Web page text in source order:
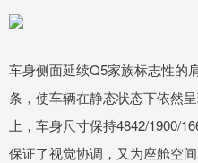
车身侧面延续Q5家族标志性的
条，使车辆在静态状态下依然
上，车身尺寸保持4842/1900/
保证了视觉协调，又为座舱空